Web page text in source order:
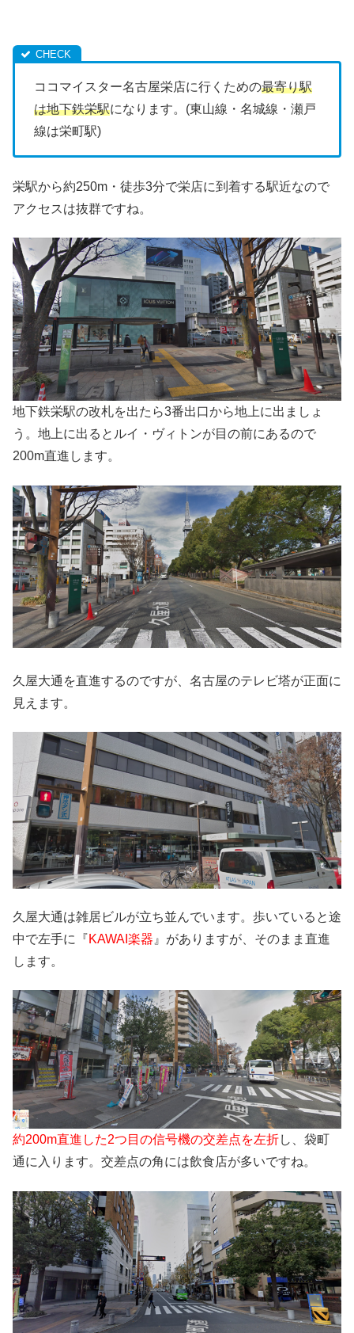
ココマイスター名古屋栄店に行くための最寄り駅
は地下鉄栄駅になります。(東山線・名城線・瀬戸
線は栄町駅)
栄駅から約250m・徒歩3分で栄店に到着する駅近なので
アクセスは抜群ですね。
地下鉄栄駅の改札を出たら3番出口から地上に出ましょ
う。地上に出るとルイ・ヴィトンが目の前にあるので
200m直進します。
久屋大通を直進するのですが、名古屋のテレビ塔が正面に
見えます。
久屋大通は雑居ビルが立ち並んでいます。歩いていると途
中で左手に『KAWAI楽器 』がありますが、そのまま直進
します。
約200m直進した2つ目の信号機の交差点を左折し、袋町
通に入ります。交差点の角には飲食店が多いですね。